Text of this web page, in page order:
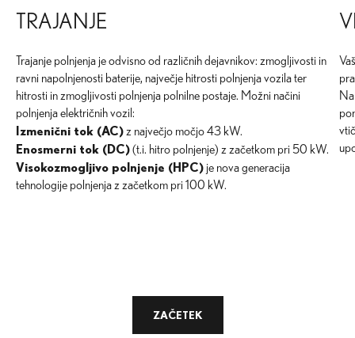
TRAJANJE
Trajanje polnjenja je odvisno od različnih dejavnikov: zmogljivosti in
ravni napolnjenosti baterije, največje hitrosti polnjenja vozila ter
hitrosti in zmogljivosti polnjenja polnilne postaje. Možni načini
polnjenja električnih vozil:
Izmenični tok (AC) z največjo močjo 43 kW.
Enosmerni tok (DC)(t.i. hitro polnjenje) z začetkom pri 50 kW.
Visokozmogljivo polnjenje (HPC) je nova generacija
tehnologije polnjenja z začetkom pri 100 kW.
ZAČETEK